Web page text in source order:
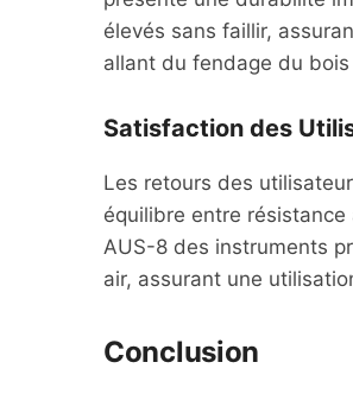
élevés sans faillir,
allant du fendage du
Satisfaction des
Les retours des
équilibre entre
AUS-8 des instruments
air, assurant une
Conclusion